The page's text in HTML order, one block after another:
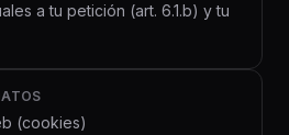
a tu petición (art. 6.1.b) y tu
(cookies)